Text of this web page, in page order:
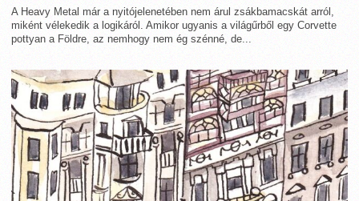
A Heavy Metal már a nyitójelenetében nem árul zsákbamacskát arról,
miként vélekedik a logikáról. Amikor ugyanis a világűrből egy Corvette
pottyan a Földre, az nemhogy nem ég szénné, de...